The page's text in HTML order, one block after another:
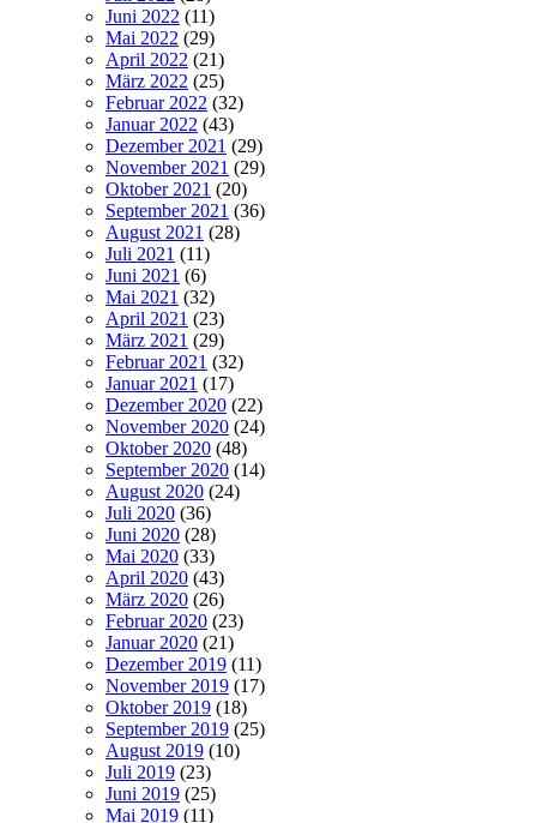
Juni 2022 (11)
Mai 2022 (29)
April 2022 (21)
März 2022 (25)
Februar 2022 (32)
Januar 2022 (43)
Dezember 2021 (29)
November 2021 (29)
Oktober 2021 (20)
September 2021 (36)
August 2021 (28)
Juli 2021 (11)
Juni 2021 (6)
Mai 2021 (32)
April 2021 (23)
März 2021 (29)
Februar 2021 (32)
Januar 2021 (17)
Dezember 2020 (22)
November 2020 (24)
Oktober 2020 (48)
September 2020 (14)
August 2020 (24)
Juli 2020 (36)
Juni 2020 (28)
Mai 2020 (33)
April 2020 (43)
März 2020 (26)
Februar 2020 (23)
Januar 2020 (21)
Dezember 2019 (11)
November 2019 (17)
Oktober 2019 (18)
September 2019 (25)
August 2019 (10)
Juli 2019 (23)
Juni 2019 (25)
Mai 2019 (11)